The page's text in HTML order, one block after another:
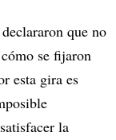
que no
se fijaron
esta gira es
la